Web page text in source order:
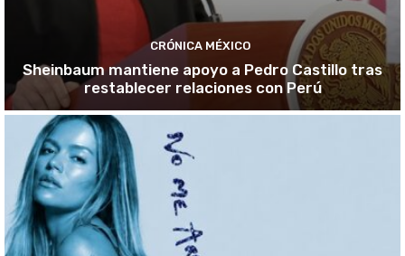
CRÓNICA MÉXICO
Sheinbaum mantiene apoyo a Pedro Castillo tras
restablecer relaciones con Perú